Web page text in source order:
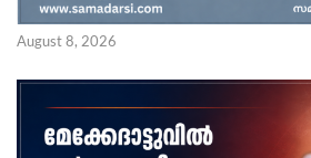
August 8, 2026